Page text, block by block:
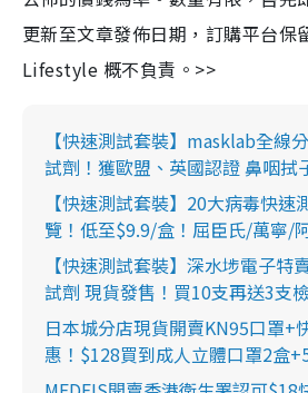
更新至文章發佈日期，訂購平台保
Lifestyle 概不負責。>>
【快速測試套裝】masklab全線
試劑！獲歐盟、英國認證 鼻咽拭
【快速測試套裝】20大病毒快速
覽！低至$9.9/盒！屈臣氏/萬寧/
【快速測試套裝】深水埗電子特
試劑 現貨發售！買10支再送3支
日本城分店現貨開賣KN95口罩+
惠！$128買到成人立體口罩2盒